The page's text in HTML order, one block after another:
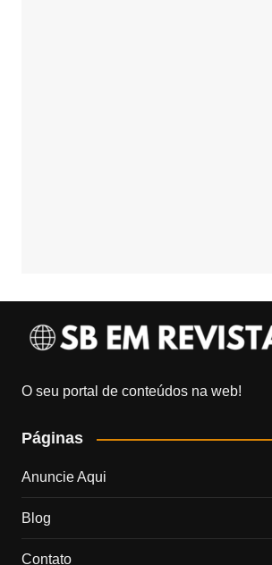
O seu portal de conteúdos na web!
Páginas
Anuncie Aqui
Blog
Contato